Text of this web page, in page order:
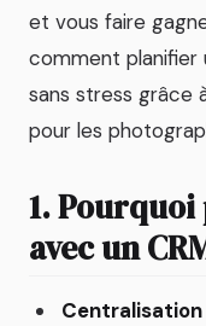
et vous faire
comment
sans stress grâce
pour les
1.
avec un